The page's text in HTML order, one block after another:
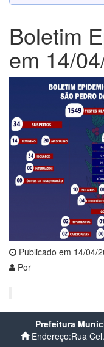
Boletim
em 14/
Publicado em 14/04/
Por
Prefeitura
Endereço:Rua